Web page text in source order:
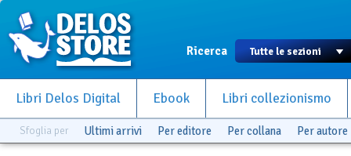
Ricerca
Libri Delos Digital Ebook Libri collezionismo
Sfoglia per Ultimi arrivi Per editore Per collana Per autore